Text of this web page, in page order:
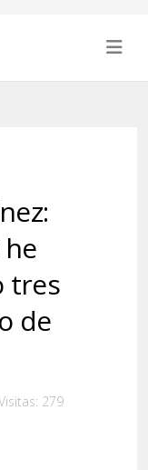
tres
de
279